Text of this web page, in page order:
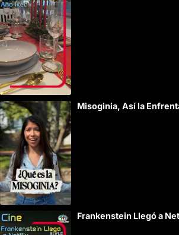
Misoginia, Así la
Frankenstein Llegó a